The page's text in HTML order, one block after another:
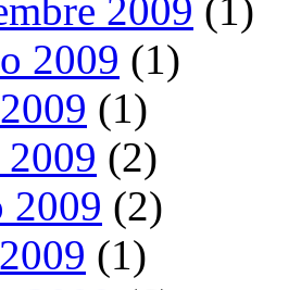
2009 (1)
2009 (1)
(1)
(2)
2009 (2)
(1)